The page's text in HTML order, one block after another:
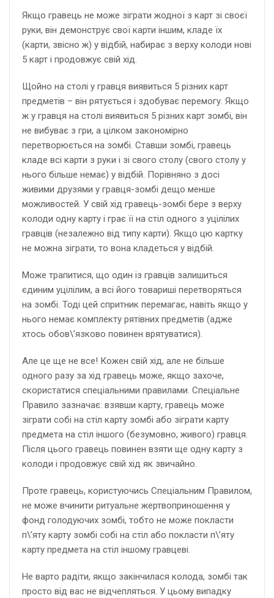
Якщо гравець не може зіграти жодної з карт зі своєї
руки, він демонструє свої карти іншим, кладе їх
(карти, звісно ж) у відбій, набирає з верху колоди нові
5 карт і продовжує свій хід.
Щойно на столі у гравця виявиться 5 різних карт
предметів – він рятується і здобуває перемогу. Якщо
ж у гравця на столі виявиться 5 різних карт зомбі, він
не вибуває з гри, а цілком за­ко­но­мір­но
перетворюється на зомбі. Ставши зомбі, гравець
кладе всі карти з руки і зі свого столу (свого столу у
нього більше немає) у відбій. Порівняно з досі
живими друзями у гравця-зомбі дещо менше
можливостей. У свій хід гравець-зомбі бере з верху
колоди одну карту і грає її на стіл одного з уцілілих
гравців (незалежно від типу карти). Якщо цю картку
не можна зіграти, то вона кладеться у відбій.
Може трапитися, що один із гравців залишиться
єдиним уцілілим, а всі його товариші перетворяться
на зомбі. Тоді цей спритник перемагає, навіть якщо у
нього немає комплекту рятівних предметів (адже
хтось обов\’язково повинен врятуватися).
Але це ще не все! Кожен свій хід, але не більше
одного разу за хід гравець може, якщо захоче,
скористатися спеціальними правилами. Спеціальне
Правило зазначає: взявши карту, гравець може
зіграти собі на стіл карту зомбі або зіграти карту
предмета на стіл іншого (безумовно, живого) гравця.
Після цього гравець повинен взяти ще одну карту з
колоди і продовжує свій хід як звичайно.
Проте гравець, користуючись Спеціальним Правилом,
не може вчинити ри­туальне жертвоприношення у
фонд голодуючих зомбі, тобто не може покласти
п\’яту карту зомбі собі на стіл або покласти п\’яту
карту предмета на стіл іншому гравцеві.
Не варто радіти, якщо закінчилася колода, зомбі так
просто від вас не відчепляться. У цьому випадку